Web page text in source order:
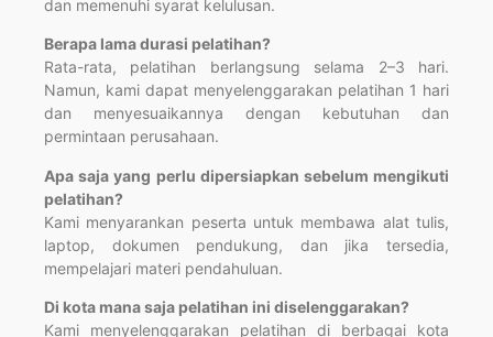
dan memenuhi syarat kelulusan.
Berapa lama durasi pelatihan?
Rata-rata, pelatihan berlangsung selama 2–3 hari.
Namun, kami dapat menyelenggarakan pelatihan 1 hari
dan menyesuaikannya dengan kebutuhan dan
permintaan perusahaan.
Apa saja yang perlu dipersiapkan sebelum mengikuti
pelatihan?
Kami menyarankan peserta untuk membawa alat tulis,
laptop, dokumen pendukung, dan jika tersedia,
mempelajari materi pendahuluan.
Di kota mana saja pelatihan ini diselenggarakan?
Kami menyelenggarakan pelatihan di berbagai kota